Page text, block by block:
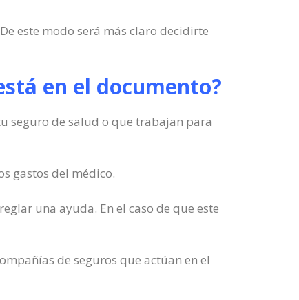
este modo será más claro decidirte
en el documento?
seguro de salud o que trabajan para
gastos del médico.
una ayuda. En el caso de que este
de seguros que actúan en el